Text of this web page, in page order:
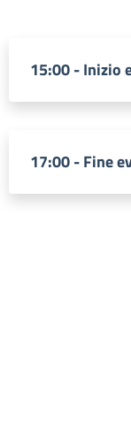
15:00 - Inizio
17:00 - Fine